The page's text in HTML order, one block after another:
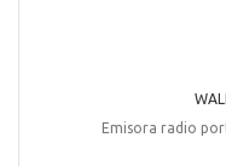
Emisora radio